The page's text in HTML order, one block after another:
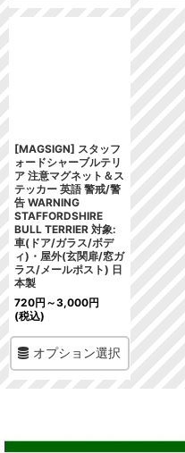
[MAGSIGN] スタッフ
ォードシャーブルテリ
ア 注意マグネット＆ス
テッカー 英語 警戒/警
告 WARNING
STAFFORDSHIRE
BULL TERRIER 対象:
車(ドア/ガラス/ボデ
ィ)・屋外(玄関扉/窓ガ
ラス/メールポスト) 日
本製
720円 ～3,000円
(税込)
オプション選択